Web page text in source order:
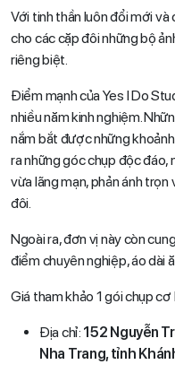
Với tinh thần luôn đổi mới và
cho các cặp đôi những bộ
riêng biệt.
Điểm mạnh của Yes I Do
nhiều năm kinh nghiệm.
nắm bắt được những
ra những góc chụp độc đáo,
vừa lãng mạn, phản ánh
đôi.
Ngoài ra, đơn vị này còn
điểm chuyên nghiệp, áo dài
Giá tham khảo 1 gói chụp cơ
Địa chỉ: 152 Nguyễn
Nha Trang, tỉnh